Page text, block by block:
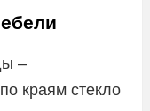
–
краям стекло